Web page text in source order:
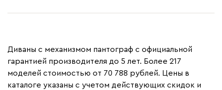
Диваны с механизмом пантограф с официальной
гарантией производителя до 5 лет. Более 217
моделей стоимостью от 70 788 рублей. Цены в
каталоге указаны с учетом действующих скидок и